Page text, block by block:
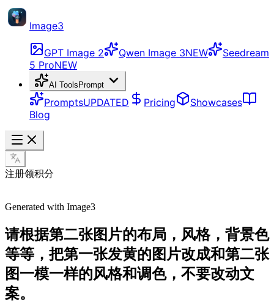
Image3
GPT Image 2 Qwen Image 3NEW
Seedream
5 ProNEW
AI Tools Prompt
PromptsUPDATED Pricing
Showcases
Blog
注册领积分
Generated with Image3
请根据第二张图片的布局，风格，背景色
等等，把第一张发黄的图片改成和第二张
图一模一样的风格和调色，不要改动文
案。